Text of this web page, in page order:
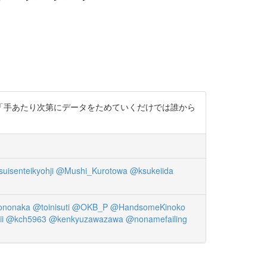
あたり次第にデータをためていくだけでは誰から
@Mushi_Kurotowa @ksukeiida
@toinisuti @OKB_P @HandsomeKinoko
@kch5963 @kenkyuzawazawa @nonamefailing